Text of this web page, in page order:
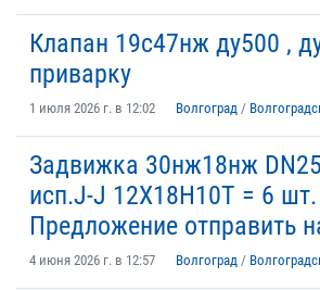
Клапан 19с47нж ду500 ,
приварку
1 июля 2026 г. в 12:02 Волгоград /
Задвижка 30нж18нж
исп.J-J 12Х18Н10Т = 6 шт.
Предложение отправить
4 июня 2026 г. в 12:57 Волгоград /